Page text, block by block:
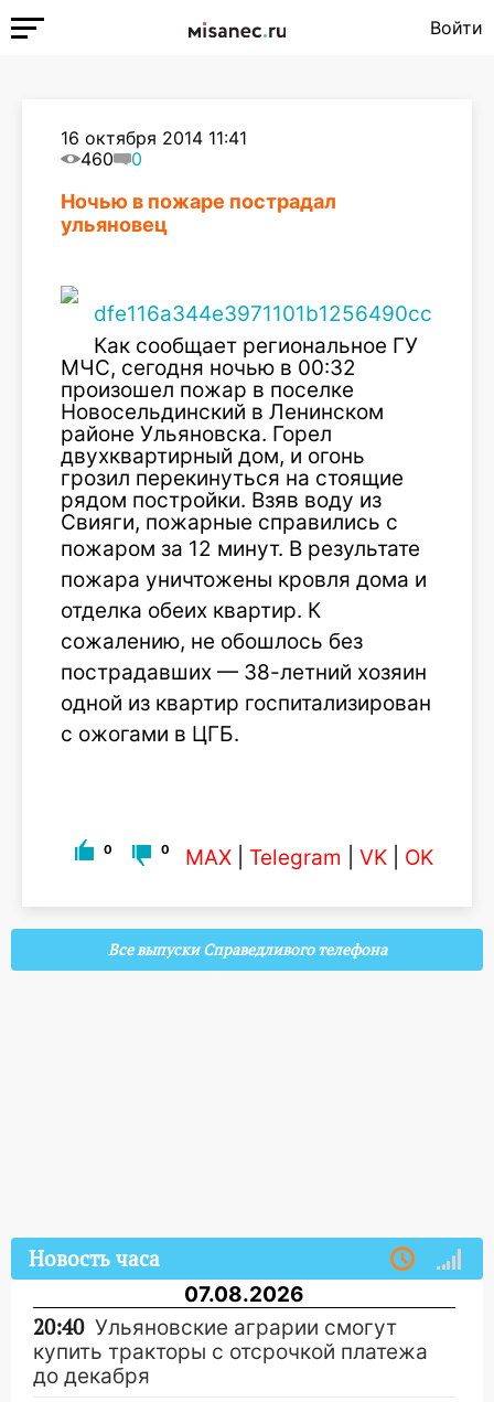
Войти
16 октября 2014 11:41
460
0
Ночью в пожаре пострадал
ульяновец
Как сообщает региональное ГУ
МЧС, сегодня ночью в 00:32
произошел пожар в поселке
Новосельдинский в Ленинском
районе Ульяновска. Горел
двухквартирный дом, и огонь
грозил перекинуться на стоящие
рядом постройки. Взяв воду из
Свияги, пожарные справились с
пожаром за 12 минут. В результате
пожара уничтожены кровля дома и
отделка обеих квартир. К
сожалению, не обошлось без
пострадавших — 38-летний хозяин
одной из квартир госпитализирован
с ожогами в ЦГБ.
0 0 MAX Telegram VK OK
Все выпуски Справедливого телефона
Новость часа
07.08.2026
20:40 Ульяновские аграрии смогут
купить тракторы с отсрочкой платежа
до декабря